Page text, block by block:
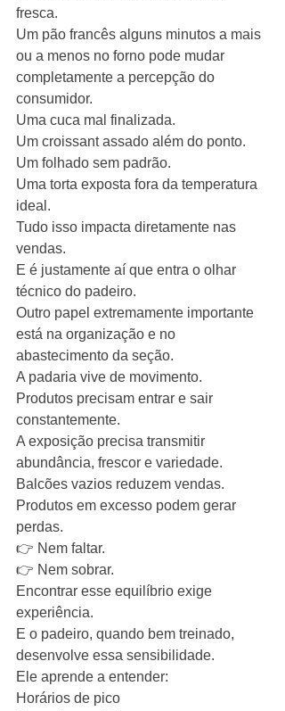
fresca.
Um pão francês alguns minutos a mais
ou a menos no forno pode mudar
completamente a percepção do
consumidor.
Uma cuca mal finalizada.
Um croissant assado além do ponto.
Um folhado sem padrão.
Uma torta exposta fora da temperatura
ideal.
Tudo isso impacta diretamente nas
vendas.
E é justamente aí que entra o olhar
técnico do padeiro.
Outro papel extremamente importante
está na organização e no
abastecimento da seção.
A padaria vive de movimento.
Produtos precisam entrar e sair
constantemente.
A exposição precisa transmitir
abundância, frescor e variedade.
Balcões vazios reduzem vendas.
Produtos em excesso podem gerar
perdas.
👉 Nem faltar.
👉 Nem sobrar.
Encontrar esse equilíbrio exige
experiência.
E o padeiro, quando bem treinado,
desenvolve essa sensibilidade.
Ele aprende a entender:
Horários de pico